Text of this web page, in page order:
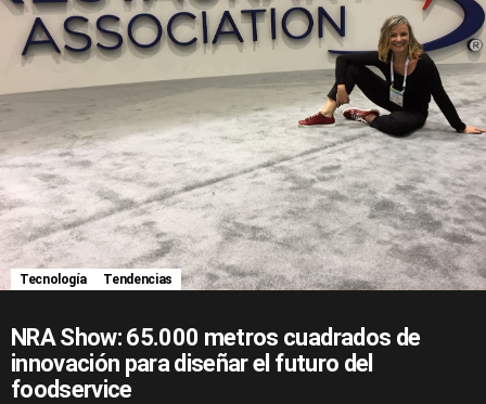
Tecnología Tendencias
NRA Show: 65.000 metros cuadrados de
innovación para diseñar el futuro del
foodservice